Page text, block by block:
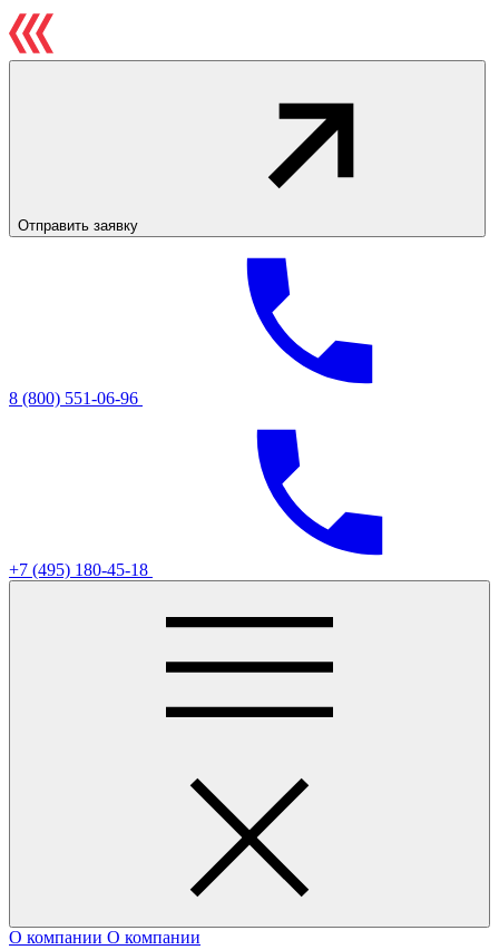
Отправить заявку
8 (800) 551-06-96
+7 (495) 180-45-18
О компании О компании